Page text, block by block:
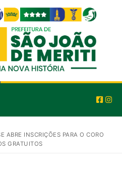
ABRE INSCRIÇÕES PARA O CORO
GRATUITOS